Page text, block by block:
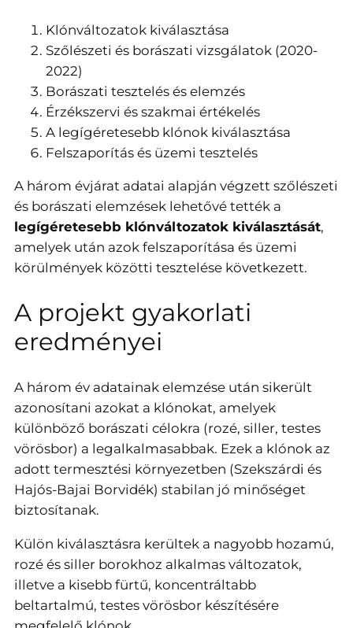
Klónváltozatok kiválasztása
Szőlészeti és borászati vizsgálatok (2020-
2022)
Borászati tesztelés és elemzés
Érzékszervi és szakmai értékelés
A legígéretesebb klónok kiválasztása
Felszaporítás és üzemi tesztelés
A három évjárat adatai alapján végzett szőlészeti
és borászati elemzések lehetővé tették a
legígéretesebb klónváltozatok kiválasztását,
amelyek után azok felszaporítása és üzemi
körülmények közötti tesztelése következett.
A projekt gyakorlati
eredményei
A három év adatainak elemzése után sikerült
azonosítani azokat a klónokat, amelyek
különböző borászati célokra (rozé, siller, testes
vörösbor) a legalkalmasabbak. Ezek a klónok az
adott termesztési környezetben (Szekszárdi és
Hajós-Bajai Borvidék) stabilan jó minőséget
biztosítanak.
Külön kiválasztásra kerültek a nagyobb hozamú,
rozé és siller borokhoz alkalmas változatok,
illetve a kisebb fürtű, koncentráltabb
beltartalmú, testes vörösbor készítésére